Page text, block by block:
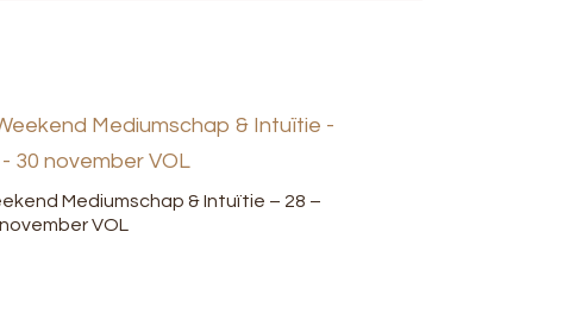
Mediumschap & Intuïtie – 28 –
VOL